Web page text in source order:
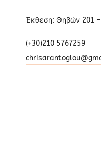
Έκθεση: Θηβών 201 –
(+30)210 5767259